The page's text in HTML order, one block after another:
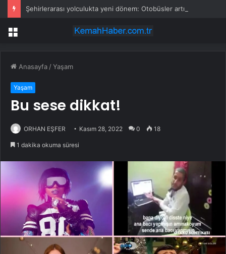
Menü
Anasayfa /Yaşam
Yaşam
Bu sese dikkat!
ORHAN EŞFER Kasım 28, 2022 0 18
1 dakika okuma süresi